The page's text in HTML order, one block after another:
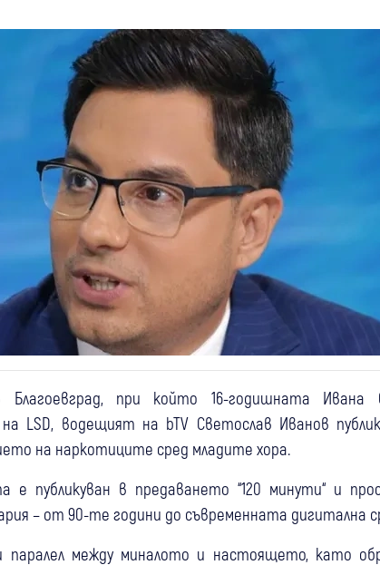
Благоевград, при който 16-годишната Ивана
LSD, водещият на bTV Светослав Иванов
на наркотиците сред младите хора.
е публикуван в предаването “120 минути“ и
– от 90-те години до съвременната дигитална
паралел между миналото и настоящето, като